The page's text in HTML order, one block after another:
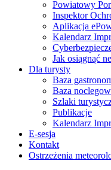
Powiatowy
Inspektor
Aplikacja
Kalendarz
Jak osiągnąć
Dla turysty
Baza
Baza
Szlaki
Publikacje
Kalendarz
E-sesja
Kontakt
Ostrzeżenia